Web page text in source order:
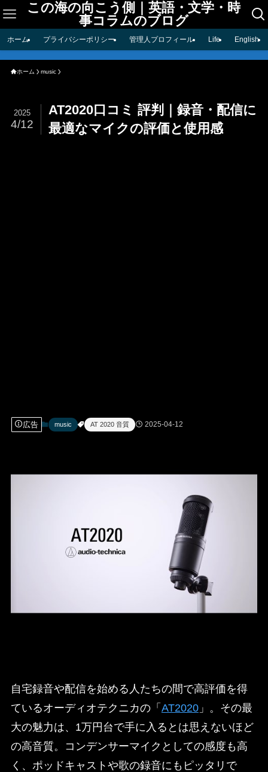
この海の向こう側｜英語・文学・時
事コラムのブログ
ホーム プライバシーポリシー 管理人プロフィール Life English
ホーム music
AT2020口コミ 評判｜録音・配信に
最適なマイクの評価と使用感
2025
4/12
広告 music AT 2020 音質 2025-04-12
自宅録音や配信を始める人たちの間で高評価を得
ているオーディオテクニカの「 AT2020」。その最
大の魅力は、1万円台で手に入るとは思えないほど
の高音質。コンデンサーマイクとしての感度も高
く、ポッドキャストや歌の録音にもピッタリで